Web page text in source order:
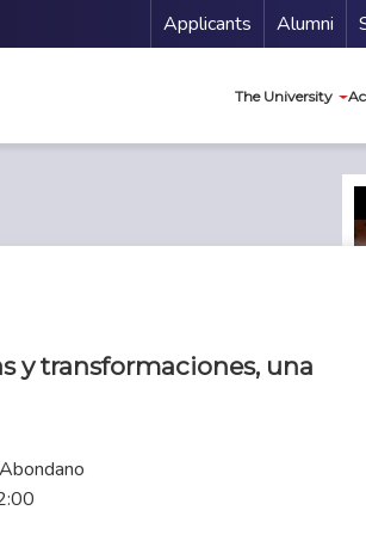
Menu
Applicants Alumni
The University
y transformaciones, una